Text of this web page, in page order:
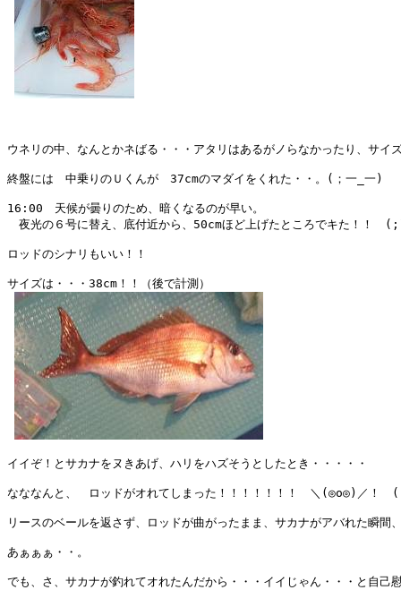
ウネリの中、なんとかネばる・・・アタリはあるがノらなかったり、サイ
終盤には　中乗りのＵくんが　37cmのマダイをくれた・・。(；一_一)
16:00　天候が曇りのため、暗くなるのが早い。
夜光の６号に替え、底付近から、50cmほど上げたところでキた！
ロッドのシナリもいい！！
サイズは・・・38cm！！（後で計測）
イイぞ！とサカナをヌきあげ、ハリをハズそうとしたとき・・・・・
なななんと、　ロッドがオれてしまった！！！！！！！　＼(◎o◎)／！
リースのベールを返さず、ロッドが曲がったまま、サカナがアバれた瞬間
あぁぁぁ・・。
でも、さ、サカナが釣れてオれたんだから・・・イイじゃん・・・と自己